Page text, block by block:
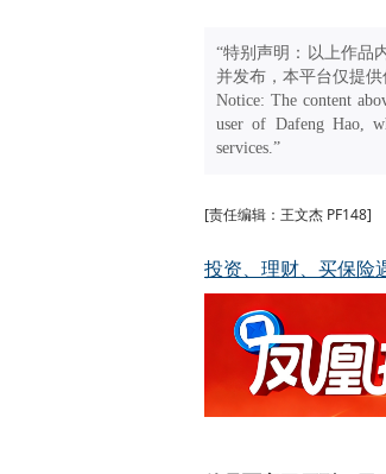
“特别声明：以上作品
并发布，本平台仅提供
Notice: The content
user of Dafeng Hao,
services.”
[责任编辑：王文杰 PF148]
投资、理财、买保险